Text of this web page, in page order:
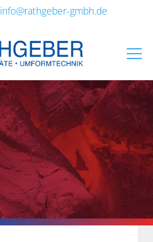
info@rathgeber-gmbh.de